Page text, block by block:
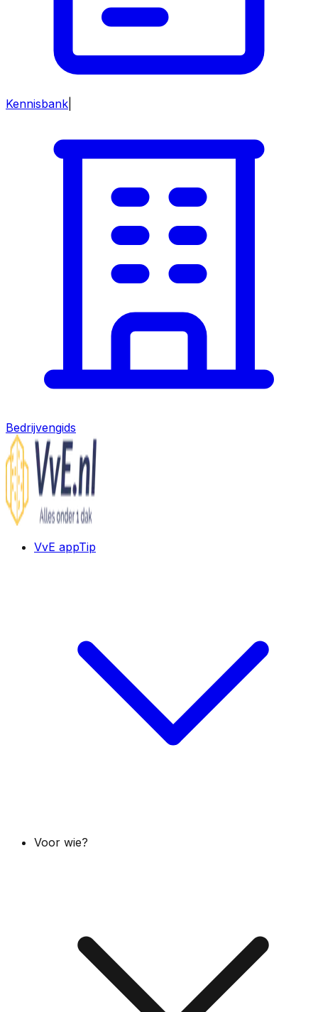
Kennisbank
Bedrijvengids
VvE appTip
Voor wie?